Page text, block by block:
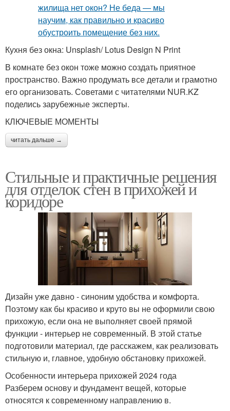
Кухня без окна: Unsplash/ Lotus Design N Print
В комнате без окон тоже можно создать приятное
пространство. Важно продумать все детали и грамотно
его организовать. Советами с читателями NUR.KZ
поделись зарубежные эксперты.
КЛЮЧЕВЫЕ МОМЕНТЫ
читать дальше →
Стильные и практичные решения
для отделок стен в прихожей и
коридоре
Дизайн уже давно - синоним удобства и комфорта.
Поэтому как бы красиво и круто вы не оформили свою
прихожую, если она не выполняет своей прямой
функции - интерьер не современный. В этой статье
подготовили материал, где расскажем, как реализовать
стильную и, главное, удобную обстановку прихожей.
Особенности интерьера прихожей 2024 года
Разберем основу и фундамент вещей, которые
относятся к современному направлению в.